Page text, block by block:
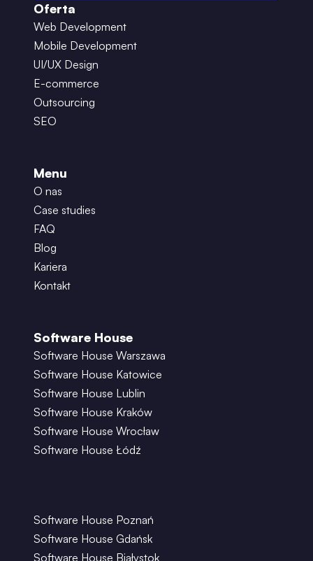
Oferta
Web Development
Mobile Development
UI/UX Design
E-commerce
Outsourcing
SEO
Menu
O nas
Case studies
FAQ
Blog
Kariera
Kontakt
Software House
Software House Warszawa
Software House Katowice
Software House Lublin
Software House Kraków
Software House Wrocław
Software House Łódź
Software House Poznań
Software House Gdańsk
Software House Białystok